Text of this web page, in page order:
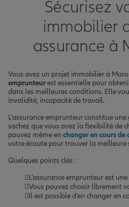
Sécurisez
immobilier
assurance à
Vous avez un projet immobilier à
emprunteurest essentielle pour
dans les meilleures conditions. Elle
invalidité, incapacité de travail.
L'assurance emprunteur constitue
sachez que vous avez la flexibilité de
pouvez même en changer en cours de
votre écoute pour trouver la meilleure
Quelques points clés :
L'assurance emprunteur est
Vous pouvez choisir librement
Il est possible d'en changer en